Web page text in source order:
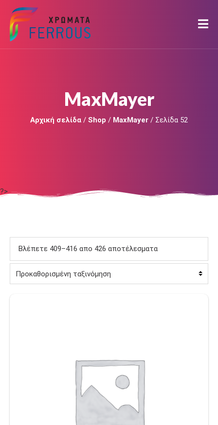
MaxMayer
Αρχική σελίδα / Shop / MaxMayer / Σελίδα 52
?>
Βλέπετε 409–416 απο 426 αποτέλεσματα